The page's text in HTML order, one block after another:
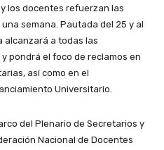
los docentes refuerzan las
semana. Pautada del 25 y al
alcanzará a todas las
pondrá el foco de reclamos en
así como en el
Universitario.
del Plenario de Secretarios y
Nacional de Docentes